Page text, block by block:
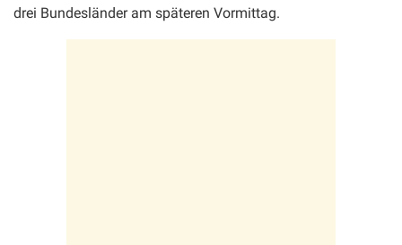
drei Bundesländer am späteren Vormittag.